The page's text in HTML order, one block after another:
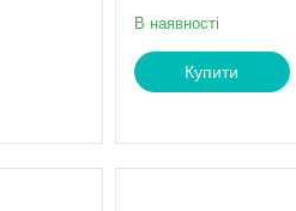
В наявності
Купити